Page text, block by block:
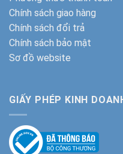
Chính sách giao hàng
Chính sách đổi trả
Chính sách bảo mật
Sơ đồ website
GIẤY PHÉP KINH